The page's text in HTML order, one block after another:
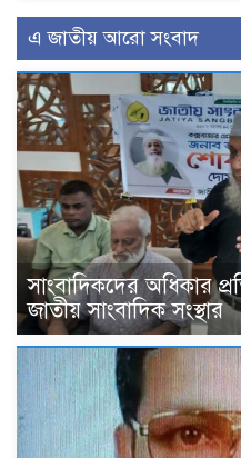
এ জাতীয় আরো সংবাদ
সাংবাদিকদের অধিকার
জাতীয় সাংবাদিক সংস্থার